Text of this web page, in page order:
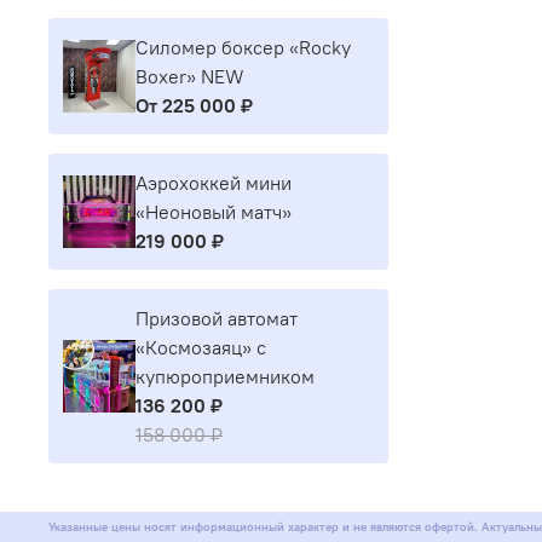
Силомер боксер «Rocky
Boxer» NEW
От 225 000 ₽
Аэрохоккей мини
«Неоновый матч»
219 000 ₽
Призовой автомат
«Космозаяц» с
купюроприемником
136 200 ₽
158 000 ₽
Указанные цены носят информационный характер и не являются офертой.